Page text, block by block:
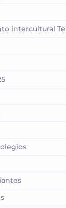
intercultural